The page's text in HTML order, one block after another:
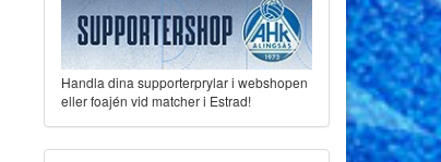
Handla dina supporterprylar i webshopen
eller foajén vid matcher i Estrad!